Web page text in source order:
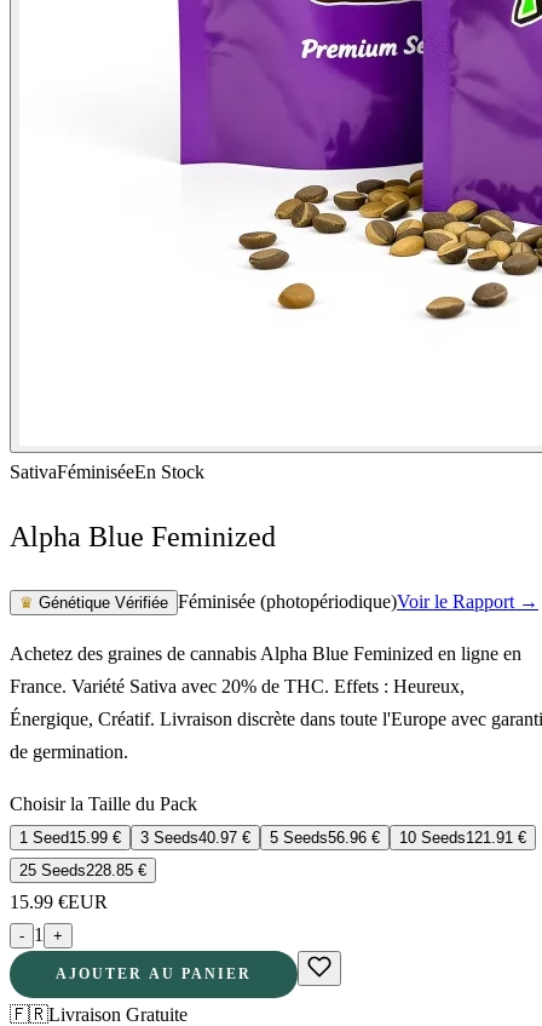
SativaFéminiséeEn Stock
Alpha Blue Feminized
♛ Génétique Vérifiée Féminisée (photopériodique)Voir le Rapport →
Achetez des graines de cannabis Alpha Blue Feminized en ligne en
France. Variété Sativa avec 20% de THC. Effets : Heureux,
Énergique, Créatif. Livraison discrète dans toute l'Europe avec
de germination.
Choisir la Taille du Pack
1 Seed15.99 € 3 Seeds40.97 € 5 Seeds56.96 € 10 Seeds121.91 €
25 Seeds228.85 €
15.99 €EUR
- 1 +
AJOUTER AU PANIER
🇫🇷Livraison Gratuite